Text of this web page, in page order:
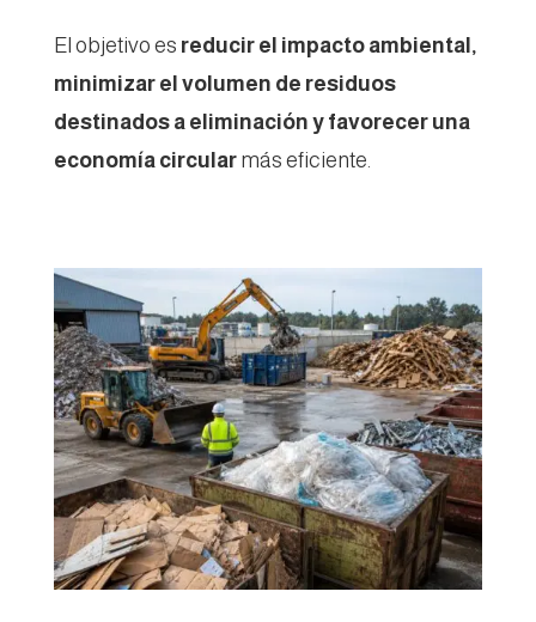
El objetivo es reducir el impacto ambiental,
minimizar el volumen de residuos
destinados a eliminación y favorecer una
economía circularmás eficiente.